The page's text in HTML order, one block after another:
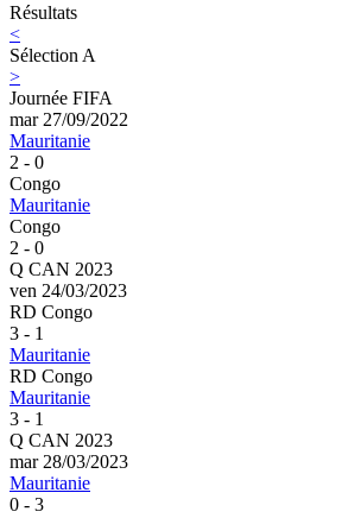
Résultats
<
Sélection A
>
Journée FIFA
mar 27/09/2022
Mauritanie
2 - 0
Congo
Mauritanie
Congo
2 - 0
Q CAN 2023
ven 24/03/2023
RD Congo
3 - 1
Mauritanie
RD Congo
Mauritanie
3 - 1
Q CAN 2023
mar 28/03/2023
Mauritanie
0 - 3